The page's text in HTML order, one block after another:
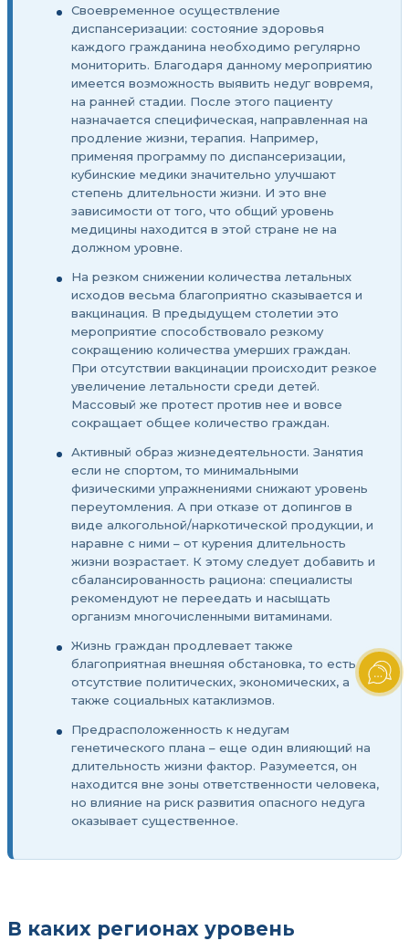
Своевременное осуществление
диспансеризации: состояние здоровья
каждого гражданина необходимо регулярно
мониторить. Благодаря данному мероприятию
имеется возможность выявить недуг вовремя,
на ранней стадии. После этого пациенту
назначается специфическая, направленная на
продление жизни, терапия. Например,
применяя программу по диспансеризации,
кубинские медики значительно улучшают
степень длительности жизни. И это вне
зависимости от того, что общий уровень
медицины находится в этой стране не на
должном уровне.
На резком снижении количества летальных
исходов весьма благоприятно сказывается и
вакцинация. В предыдущем столетии это
мероприятие способствовало резкому
сокращению количества умерших граждан.
При отсутствии вакцинации происходит резкое
увеличение летальности среди детей.
Массовый же протест против нее и вовсе
сокращает общее количество граждан.
Активный образ жизнедеятельности. Занятия
если не спортом, то минимальными
физическими упражнениями снижают уровень
переутомления. А при отказе от допингов в
виде алкогольной/наркотической продукции, и
наравне с ними – от курения длительность
жизни возрастает. К этому следует добавить и
сбалансированность рациона: специалисты
рекомендуют не переедать и насыщать
организм многочисленными витаминами.
Жизнь граждан продлевает также
благоприятная внешняя обстановка, то есть
отсутствие политических, экономических, а
также социальных катаклизмов.
Предрасположенность к недугам
генетического плана – еще один влияющий на
длительность жизни фактор. Разумеется, он
находится вне зоны ответственности человека,
но влияние на риск развития опасного недуга
оказывает существенное.
В каких регионах уровень